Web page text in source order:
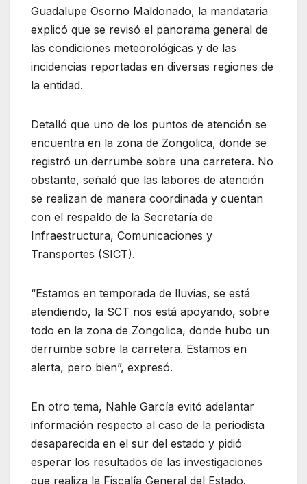
Guadalupe Osorno Maldonado, la mandataria
explicó que se revisó el panorama general de
las condiciones meteorológicas y de las
incidencias reportadas en diversas regiones de
la entidad.
Detalló que uno de los puntos de atención se
encuentra en la zona de Zongolica, donde se
registró un derrumbe sobre una carretera. No
obstante, señaló que las labores de atención
se realizan de manera coordinada y cuentan
con el respaldo de la Secretaría de
Infraestructura, Comunicaciones y
Transportes (SICT).
“Estamos en temporada de lluvias, se está
atendiendo, la SCT nos está apoyando, sobre
todo en la zona de Zongolica, donde hubo un
derrumbe sobre la carretera. Estamos en
alerta, pero bien”, expresó.
En otro tema, Nahle García evitó adelantar
información respecto al caso de la periodista
desaparecida en el sur del estado y pidió
esperar los resultados de las investigaciones
que realiza la Fiscalía General del Estado.